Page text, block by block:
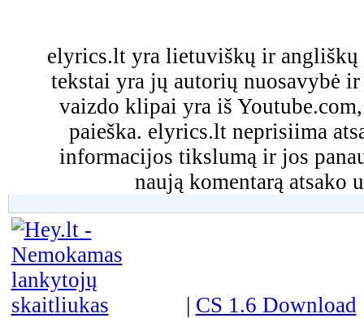
elyrics.lt yra lietuviškų ir angliškų
tekstai yra jų autorių nuosavybė
vaizdo klipai yra iš
paieška. elyrics.lt neprisiima
informacijos tikslumą ir jos
naują komentarą atsako
| CS 1.6 Download